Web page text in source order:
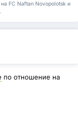
FC Naftan Novopolotsk и
по отношение на